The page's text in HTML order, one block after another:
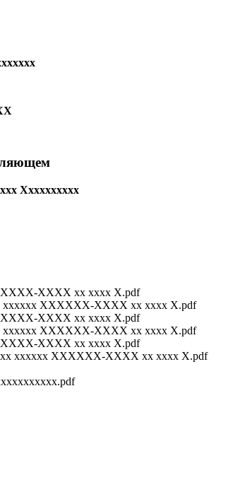
Xxxxxxxxxx
XXXX xx xxxx X.pdf
xxxxxx XXXXXX-XXXX xx xxxx X.pdf
XXXX xx xxxx X.pdf
xxxxxx XXXXXX-XXXX xx xxxx X.pdf
XXXX xx xxxx X.pdf
xxxxxx XXXXXX-XXXX xx xxxx X.pdf